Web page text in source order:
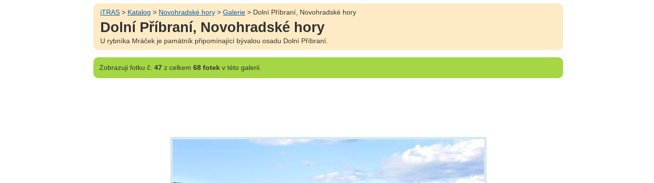
iTRAS > Katalog > Novohradské hory >Galerie > Dolní Příbraní, Novohradské hory
Dolní Příbraní, Novohradské hory
U rybníka Mráček je památník připomínající bývalou osadu Dolní Příbraní.
Zobrazujifotku č. 47z celkem 68 fotekv této galerii.